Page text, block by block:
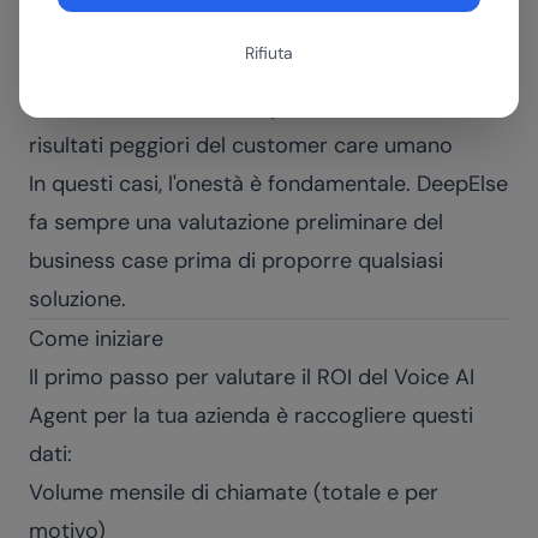
Rifiuta
Budget insufficiente per l'implementazione
risultati peggiori del customer care umano
In questi casi, l'onestà è fondamentale. DeepElse
fa sempre una valutazione preliminare del
business case prima di proporre qualsiasi
soluzione.
Come iniziare
Il primo passo per valutare il ROI del Voice AI
Agent per la tua azienda è raccogliere questi
dati:
Volume mensile di chiamate (totale e per
motivo)